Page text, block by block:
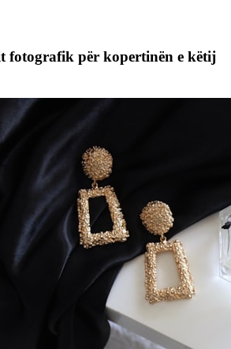
fotografik për kopertinën e këtij